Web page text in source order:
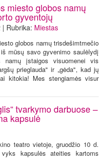
miesto globos namų
gyventojų
| Rubrika: Miestas
globos namų trisdešimtmečio
mūsų savo gyvenimo saulėlydį
namų įstaigos visuomenei vis
prieglauda" ir „gėda", kad jų
kitokia! Mes stengiamės visur
tvarkymo darbuose –
kapsulė
teatro vietoje, gruodžio 10 d.
kapsulės ateities kartoms